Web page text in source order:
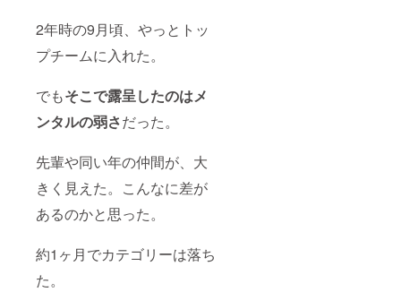
2年時の9月頃、やっとトッ
プチームに入れた。
でもそこで露呈したのはメ
ンタルの弱さだった。
先輩や同い年の仲間が、大
きく見えた。こんなに差が
あるのかと思った。
約1ヶ月でカテゴリーは落ち
た。